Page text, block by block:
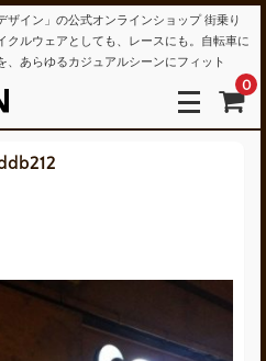
ザイン」の公式オンラインショップ 街乗り
クルウェアとしても、レースにも。自転車に
あらゆるカジュアルシーンにフィット
0